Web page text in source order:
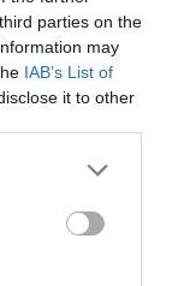
parties on the
may
IAB’s List of
it to other